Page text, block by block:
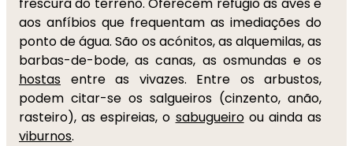
aos anfíbios que frequentam as imediações do
ponto de água. São os acónitos, as alquemilas, as
barbas-de-bode, as canas, as osmundas e os
hostas entre as vivazes. Entre os arbustos,
podem citar-se os salgueiros (cinzento, anão,
rasteiro), as espireias, o sabugueiroou ainda as
viburnos.